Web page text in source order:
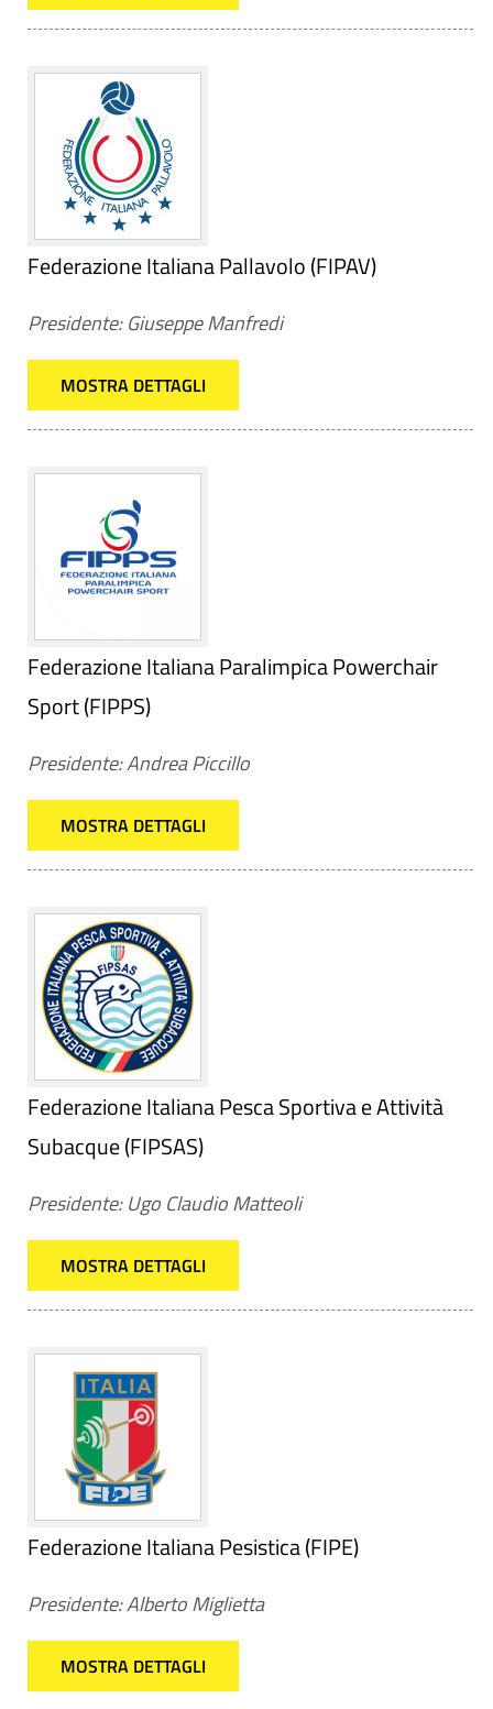
Federazione Italiana Pallavolo (FIPAV)
Presidente: Giuseppe Manfredi
MOSTRA DETTAGLI
Federazione Italiana Paralimpica Powerchair
Sport (FIPPS)
Presidente: Andrea Piccillo
MOSTRA DETTAGLI
Federazione Italiana Pesca Sportiva e Attività
Subacque (FIPSAS)
Presidente: Ugo Claudio Matteoli
MOSTRA DETTAGLI
Federazione Italiana Pesistica (FIPE)
Presidente: Alberto Miglietta
MOSTRA DETTAGLI